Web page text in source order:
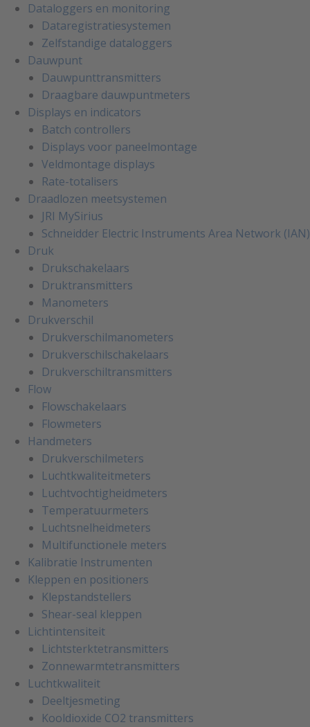
Dataloggers en monitoring
Dataregistratiesystemen
Zelfstandige dataloggers
Dauwpunt
Dauwpunttransmitters
Draagbare dauwpuntmeters
Displays en indicators
Batch controllers
Displays voor paneelmontage
Veldmontage displays
Rate-totalisers
Draadlozen meetsystemen
JRI MySirius
Schneidder Electric Instruments Area Network (IAN)
Druk
Drukschakelaars
Druktransmitters
Manometers
Drukverschil
Drukverschilmanometers
Drukverschilschakelaars
Drukverschiltransmitters
Flow
Flowschakelaars
Flowmeters
Handmeters
Drukverschilmeters
Luchtkwaliteitmeters
Luchtvochtigheidmeters
Temperatuurmeters
Luchtsnelheidmeters
Multifunctionele meters
Kalibratie Instrumenten
Kleppen en positioners
Klepstandstellers
Shear-seal kleppen
Lichtintensiteit
Lichtsterktetransmitters
Zonnewarmtetransmitters
Luchtkwaliteit
Deeltjesmeting
Kooldioxide CO2 transmitters